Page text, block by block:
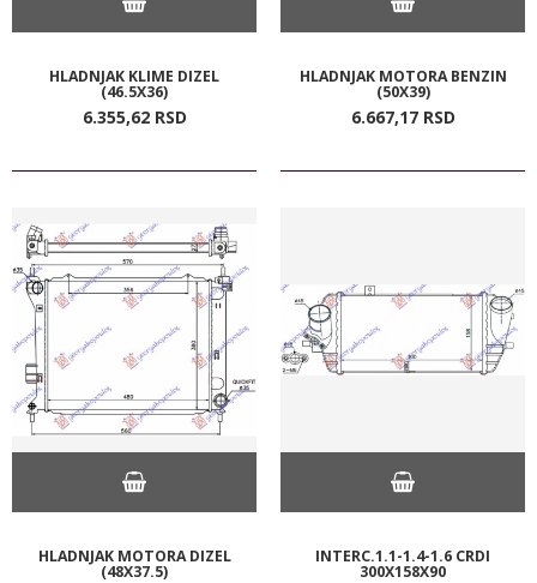
HLADNJAK KLIME DIZEL
(46.5X36)
6.355,62 RSD
HLADNJAK MOTORA BENZIN
(50X39)
6.667,17 RSD
HLADNJAK MOTORA DIZEL
(48X37.5)
INTERC.1.1-1.4-1.6 CRDI
300X158X90